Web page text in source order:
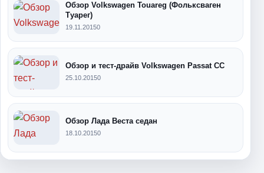
Обзор Volkswagen Touareg (Фольксваген
Туарег)
19.11.20150
Обзор и тест-драйв Volkswagen Passat CC
25.10.20150
Обзор Лада Веста седан
18.10.20150